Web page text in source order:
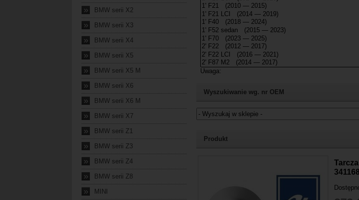
» BMW serii X2
» BMW serii X3
» BMW serii X4
» BMW serii X5
» BMW serii X5 M
» BMW serii X6
» BMW serii X6 M
» BMW serii X7
» BMW serii Z1
» BMW serii Z3
» BMW serii Z4
» BMW serii Z8
» MINI
Wyszukiwanie wg. nr OEM
Produkt